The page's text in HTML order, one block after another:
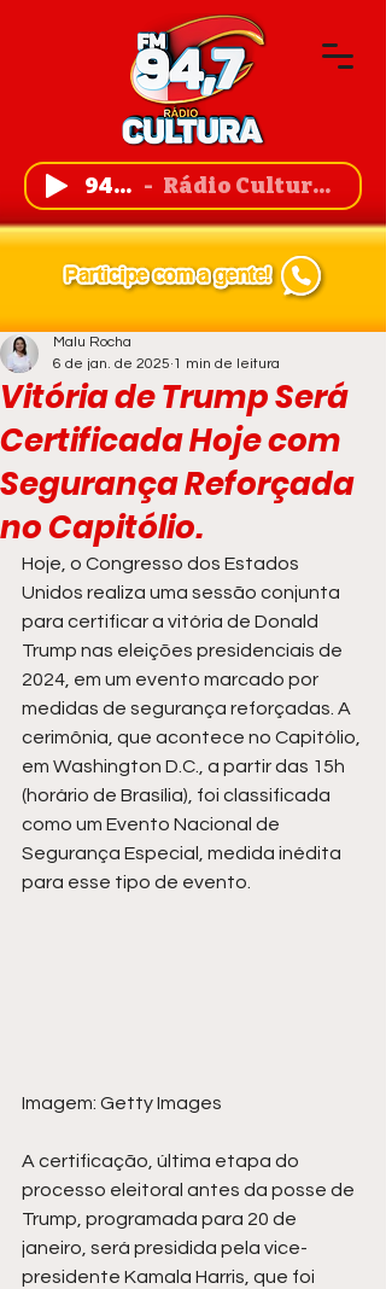
94,7 FM Rádio Cultura de Guanambi
Vitória de Trump Será
Certificada Hoje com
Segurança Reforçada
no Capitólio.
Malu Rocha
6 de jan. de 2025 1 min de leitura
Hoje, o Congresso dos Estados
Unidos realiza uma sessão conjunta
para certificar a vitória de Donald
Trump nas eleições presidenciais de
2024, em um evento marcado por
medidas de segurança reforçadas. A
cerimônia, que acontece no Capitólio,
em Washington D.C., a partir das 15h
(horário de Brasília), foi classificada
como um Evento Nacional de
Segurança Especial, medida inédita
para esse tipo de evento.
Imagem: Getty Images
A certificação, última etapa do
processo eleitoral antes da posse de
Trump, programada para 20 de
janeiro, será presidida pela vice-
presidente Kamala Harris, que foi